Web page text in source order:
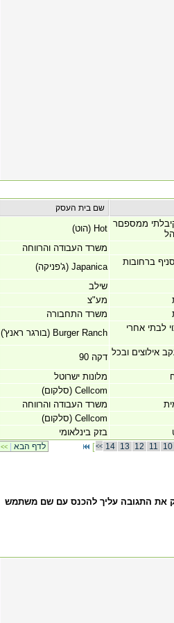
Hot (הוט) ממספםר
משרד העבודה והרווחה
Japanica (ג'פניקה)
ברחובות
שילב
מע"צ
משרד התחבורה
Burger Ranch (בורגר ראנץ')
לבתי אחרי
דקה 90 אילוצים ובכל
מלונות ישרוטל
Cellcom (סלקום)
משרד העבודה והרווחה
Cellcom (סלקום)
בזק בינלאומי
<< [<< 14 13 12 11 10
את התגובה עליך להכנס עם שם משתמש